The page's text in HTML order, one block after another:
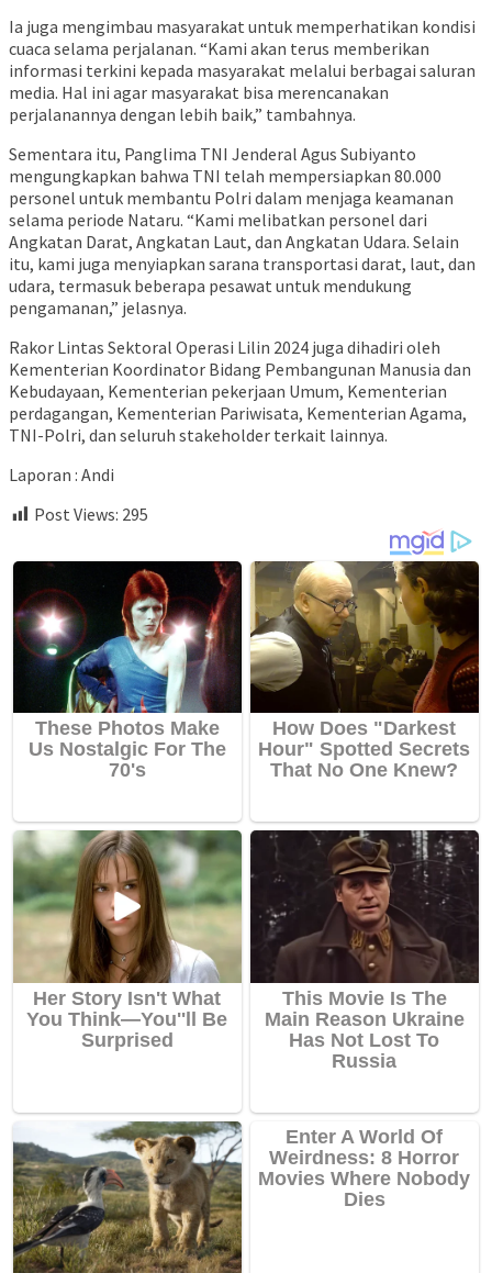
Ia juga mengimbau masyarakat untuk memperhatikan kondisi
cuaca selama perjalanan. “Kami akan terus memberikan
informasi terkini kepada masyarakat melalui berbagai saluran
media. Hal ini agar masyarakat bisa merencanakan
perjalanannya dengan lebih baik,” tambahnya.
Sementara itu, Panglima TNI Jenderal Agus Subiyanto
mengungkapkan bahwa TNI telah mempersiapkan 80.000
personel untuk membantu Polri dalam menjaga keamanan
selama periode Nataru. “Kami melibatkan personel dari
Angkatan Darat, Angkatan Laut, dan Angkatan Udara. Selain
itu, kami juga menyiapkan sarana transportasi darat, laut, dan
udara, termasuk beberapa pesawat untuk mendukung
pengamanan,” jelasnya.
Rakor Lintas Sektoral Operasi Lilin 2024 juga dihadiri oleh
Kementerian Koordinator Bidang Pembangunan Manusia dan
Kebudayaan, Kementerian pekerjaan Umum, Kementerian
perdagangan, Kementerian Pariwisata, Kementerian Agama,
TNI-Polri, dan seluruh stakeholder terkait lainnya.
Laporan : Andi
Post Views: 295